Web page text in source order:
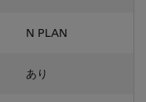
N PLAN
あり